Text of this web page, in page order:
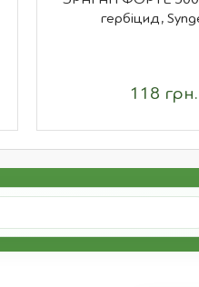
гербіцид,
118 грн.